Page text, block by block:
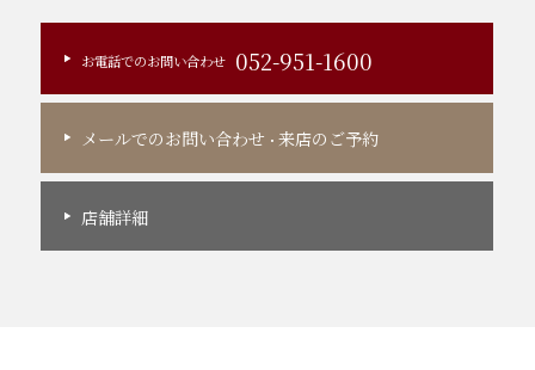
お電話でのお問い合わせ 052-951-1600
メールでのお問い合わせ ・来店のご予約
店舗詳細